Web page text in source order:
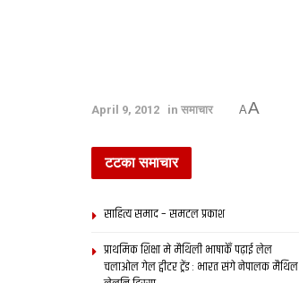
April 9, 2012 in समाचार AA
टटका समाचार
साहित्य समाद – समटल प्रकाश
प्राथमिक शि‍क्षा मे मैथि‍ली भाषाकेँ पढ़ाई लेल
चलाओल गेल ट्वीटर ट्रेंड : भारत संगे नेपालक मैथिल